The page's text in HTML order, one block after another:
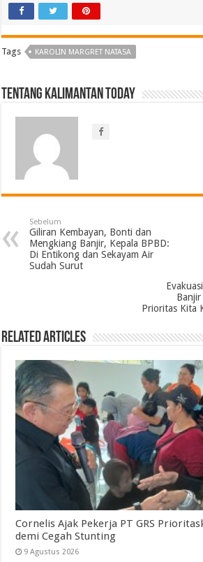
Tags KAROLIN MARGRET NATASA
Tentang Kalimantan Today
Sebelum
Giliran Kembayan, Bonti dan
Mengkiang Banjir, Kepala BPBD:
Di Entikong dan Sekayam Air
Sudah Surut
Prioritas Kita
Related Articles
Cornelis Ajak Pekerja PT GRS
demi Cegah Stunting
9 Agustus 2026